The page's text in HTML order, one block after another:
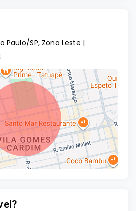
Paulo/SP, Zona Leste |